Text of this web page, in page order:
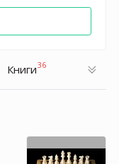
Книги36